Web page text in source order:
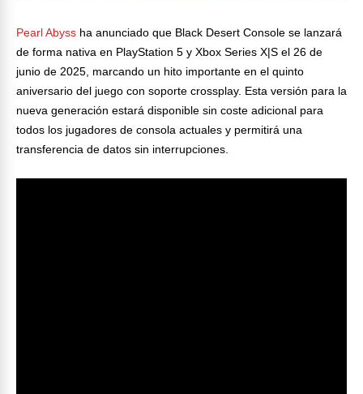
Pearl Abyss ha anunciado que Black Desert Console se lanzará
de forma nativa en PlayStation 5 y Xbox Series X|S el 26 de
junio de 2025, marcando un hito importante en el quinto
aniversario del juego con soporte crossplay. Esta versión para la
nueva generación estará disponible sin coste adicional para
todos los jugadores de consola actuales y permitirá una
transferencia de datos sin interrupciones.